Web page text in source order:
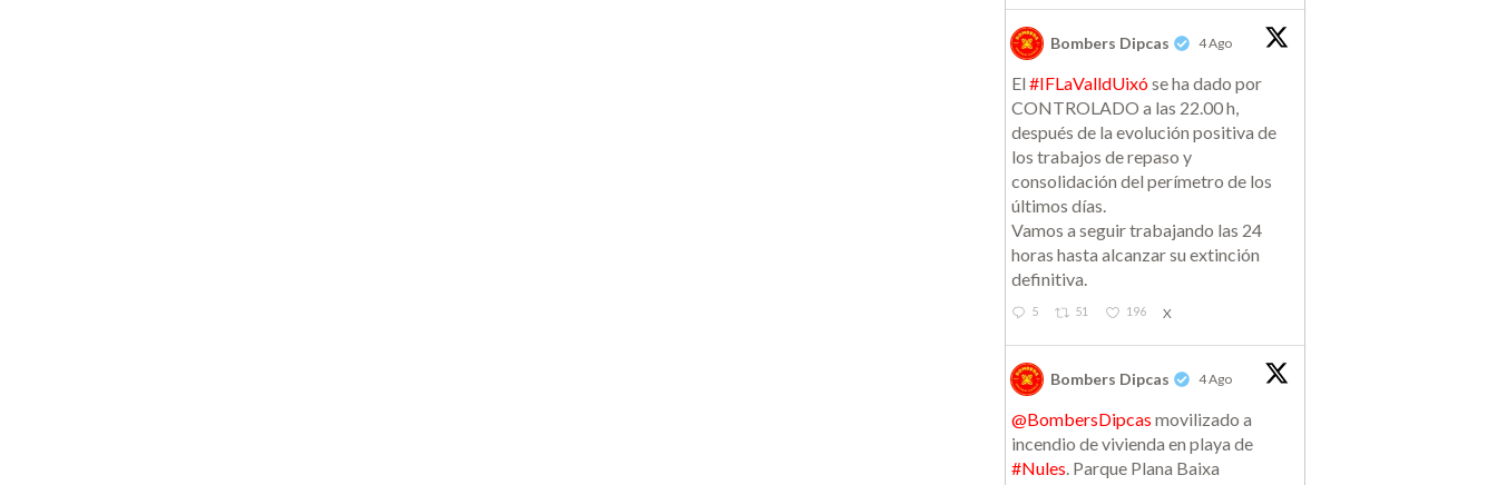
Bombers Dipcas 4 Ago
El #IFLaValldUixóse ha dado por
CONTROLADO a las 22.00 h,
después de la evolución positiva de
los trabajos de repaso y
consolidación del perímetro de los
últimos días.
Vamos a seguir trabajando las 24
horas hasta alcanzar su extinción
definitiva.
5 51 196 X
Bombers Dipcas 4 Ago
@BombersDipcas movilizado a
incendio de vivienda en playa de
#Nules . Parque Plana Baixa